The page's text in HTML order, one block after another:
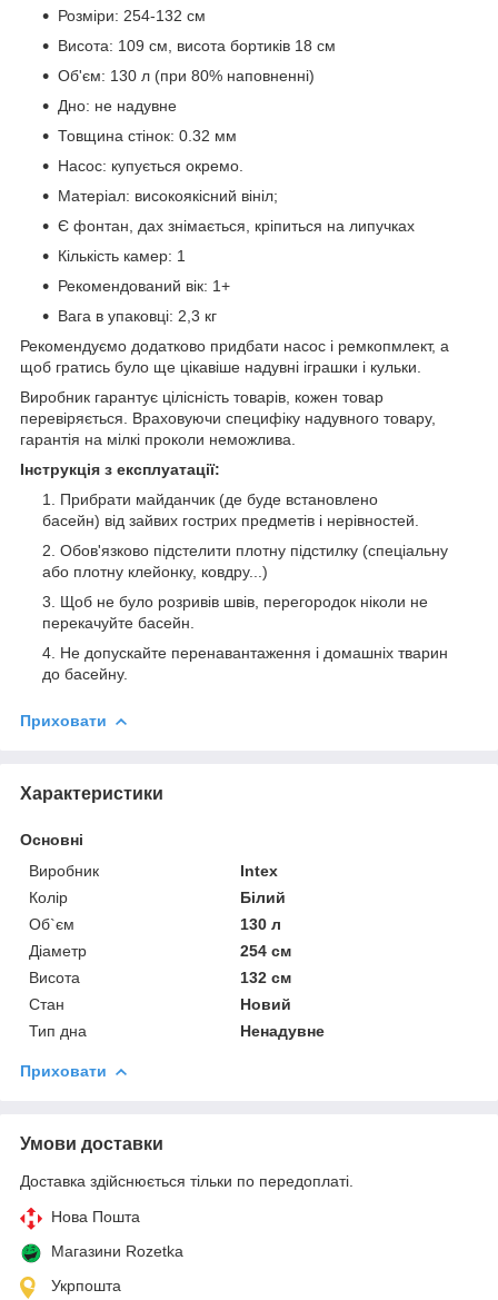
Розміри: 254-132 см
Висота: 109 см, висота бортиків 18 см
Об'єм: 130 л (при 80% наповненні)
Дно: не надувне
Товщина стінок: 0.32 мм
Насос: купується окремо.
Матеріал: високоякісний вініл;
Є фонтан, дах знімається, кріпиться на липучках
Кількість камер: 1
Рекомендований вік: 1+
Вага в упаковці: 2,3 кг
Рекомендуємо додатково придбати насос і ремкопмлект, а
щоб гратись було ще цікавіше надувні іграшки і кульки.
Виробник гарантує цілісність товарів, кожен товар
перевіряється. Враховуючи специфіку надувного товару,
гарантія на мілкі проколи неможлива.
Інструкція з експлуатації:
Прибрати майданчик (де буде встановлено
басейн) від зайвих гострих предметів і нерівностей.
Обов'язково підстелити плотну підстилку (спеціальну
або плотну клейонку, ковдру...)
Щоб не було розривів швів, перегородок ніколи не
перекачуйте басейн.
Не допускайте перенавантаження і домашніх тварин
до басейну.
Приховати
Характеристики
Основні
Виробник
Intex
Колір
Білий
Об`єм
130 л
Діаметр
254 см
Висота
132 см
Стан
Новий
Тип дна
Ненадувне
Приховати
Умови доставки
Доставка здійснюється тільки по передоплаті.
Нова Пошта
Магазини Rozetka
Укрпошта